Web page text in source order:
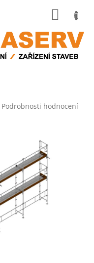
Podrobnosti hodnocení